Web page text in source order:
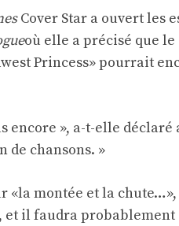
Cover Star a ouvert les
où elle a précisé que le
Princess» pourrait
encore », a-t-elle déclaré
de chansons. »
«la montée et la
il faudra